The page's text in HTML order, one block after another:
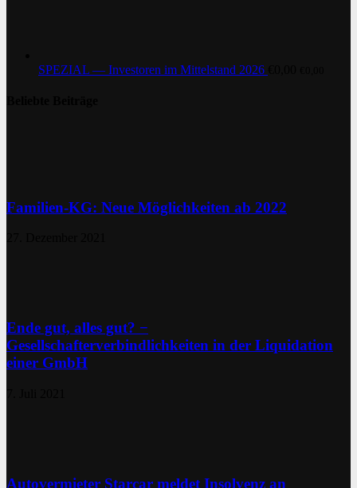
SPEZIAL — Investoren im Mittelstand 2026
Familien-KG: Neue Möglichkeiten ab 2022
Ende gut, alles gut? −
Gesellschafterverbindlichkeiten in der Liquidation
einer GmbH
Autovermieter Starcar meldet Insolvenz an